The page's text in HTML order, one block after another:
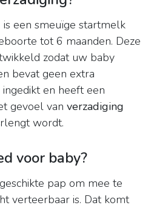
is een smeuïge startmelk
tot 6 maanden. Deze
zodat uw baby
bevat geen extra
en heeft een
gevoel van verzadiging
wordt.
voor baby?
pap om mee te
verteerbaar is. Dat komt